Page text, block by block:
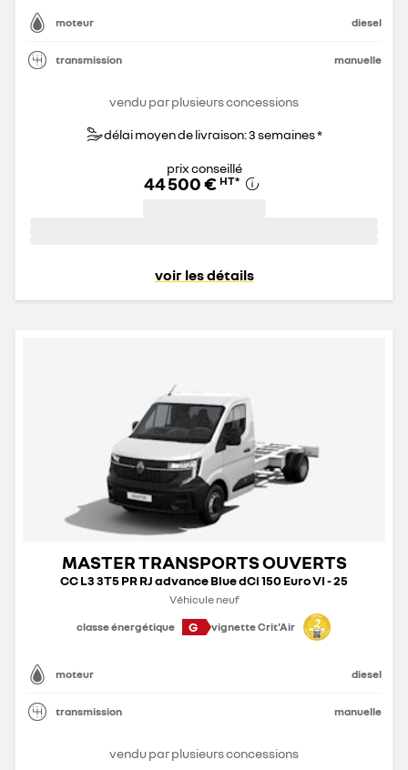
moteur diesel
transmission manuelle
vendu par plusieurs concessions
délai moyen de livraison: 3 semaines *
prix conseillé
44 500 € HT*
voir les détails
MASTER TRANSPORTS OUVERTS
CC L3 3T5 PR RJ advance Blue dCi 150 Euro VI - 25
Véhicule neuf
classe énergétique
G vignette Crit'Air
moteur diesel
transmission manuelle
vendu par plusieurs concessions